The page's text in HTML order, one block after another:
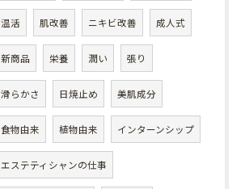
温活 肌改善 ニキビ改善 成人式
新商品 栄養 潤い 張り
滑らかさ 日焼止め 美肌成分
食物由来 植物由来 インターンシップ
エステティシャンの仕事